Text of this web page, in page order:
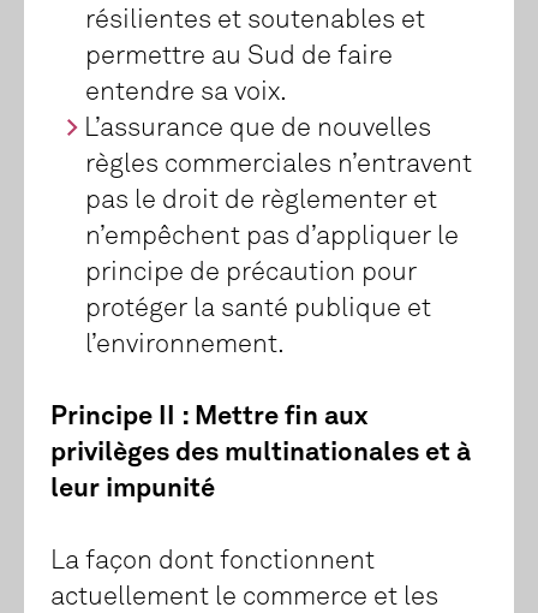
résilientes et soutenables et
permettre au Sud de faire
entendre sa voix.
L’assurance que de nouvelles
règles commerciales n’entravent
pas le droit de règlementer et
n’empêchent pas d’appliquer le
principe de précaution pour
protéger la santé publique et
l’environnement.
Principe II : Mettre fin aux
privilèges des multinationales et à
leur impunité
La façon dont fonctionnent
actuellement le commerce et les